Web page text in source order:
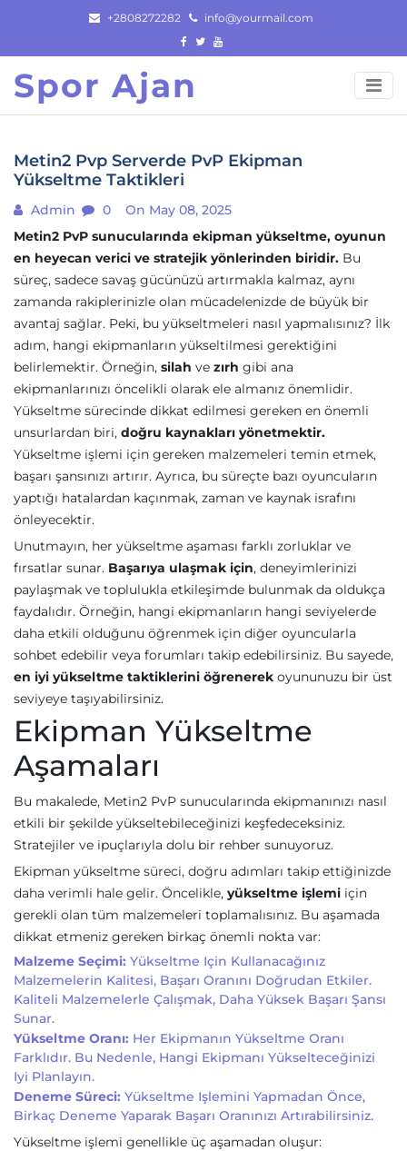
content
+2808272282 info@yourmail.com
Spor Ajan
Metin2 Pvp Serverde PvP Ekipman
Yükseltme Taktikleri
Admin 0
On May 08, 2025
Metin2 PvP sunucularında ekipman yükseltme, oyunun
en heyecan verici ve stratejik yönlerinden biridir. Bu
süreç, sadece savaş gücünüzü artırmakla kalmaz, aynı
zamanda rakiplerinizle olan mücadelenizde de büyük bir
avantaj sağlar. Peki, bu yükseltmeleri nasıl yapmalısınız? İlk
adım, hangi ekipmanların yükseltilmesi gerektiğini
belirlemektir. Örneğin, silah ve zırh gibi ana
ekipmanlarınızı öncelikli olarak ele almanız önemlidir.
Yükseltme sürecinde dikkat edilmesi gereken en önemli
unsurlardan biri, doğru kaynakları yönetmektir.
Yükseltme işlemi için gereken malzemeleri temin etmek,
başarı şansınızı artırır. Ayrıca, bu süreçte bazı oyuncuların
yaptığı hatalardan kaçınmak, zaman ve kaynak israfını
önleyecektir.
Unutmayın, her yükseltme aşaması farklı zorluklar ve
fırsatlar sunar. Başarıya ulaşmak için, deneyimlerinizi
paylaşmak ve toplulukla etkileşimde bulunmak da oldukça
faydalıdır. Örneğin, hangi ekipmanların hangi seviyelerde
daha etkili olduğunu öğrenmek için diğer oyuncularla
sohbet edebilir veya forumları takip edebilirsiniz. Bu sayede,
en iyi yükseltme taktiklerini öğrenerek oyununuzu bir üst
seviyeye taşıyabilirsiniz.
Ekipman Yükseltme
Aşamaları
Bu makalede, Metin2 PvP sunucularında ekipmanınızı nasıl
etkili bir şekilde yükseltebileceğinizi keşfedeceksiniz.
Stratejiler ve ipuçlarıyla dolu bir rehber sunuyoruz.
Ekipman yükseltme süreci, doğru adımları takip ettiğinizde
daha verimli hale gelir. Öncelikle, yükseltme işlemi için
gerekli olan tüm malzemeleri toplamalısınız. Bu aşamada
dikkat etmeniz gereken birkaç önemli nokta var:
Malzeme Seçimi: Yükseltme Için Kullanacağınız
Malzemelerin Kalitesi, Başarı Oranını Doğrudan Etkiler.
Kaliteli Malzemelerle Çalışmak, Daha Yüksek Başarı Şansı
Sunar.
Yükseltme Oranı: Her Ekipmanın Yükseltme Oranı
Farklıdır. Bu Nedenle, Hangi Ekipmanı Yükselteceğinizi
Iyi Planlayın.
Deneme Süreci: Yükseltme Işlemini Yapmadan Önce,
Birkaç Deneme Yaparak Başarı Oranınızı Artırabilirsiniz.
Yükseltme işlemi genellikle üç aşamadan oluşur: